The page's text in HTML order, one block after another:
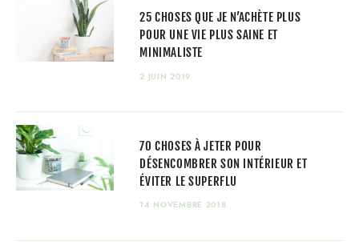
25 CHOSES QUE JE N’ACHÈTE PLUS
POUR UNE VIE PLUS SAINE ET
MINIMALISTE
2 JUIN 2019
70 CHOSES À JETER POUR
DÉSENCOMBRER SON INTÉRIEUR ET
ÉVITER LE SUPERFLU
14 NOVEMBRE 2018